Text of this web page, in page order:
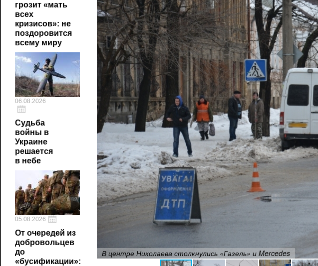
грозит «мать
всех
кризисов»: не
поздоровится
всему миру
06.08.2026
Судьба
войны в
Украине
решается
в небе
05.08.2026
От очередей из
добровольцев
до
«бусификации»:
В центре Николаева столкнулись «Газель» и Mercedes